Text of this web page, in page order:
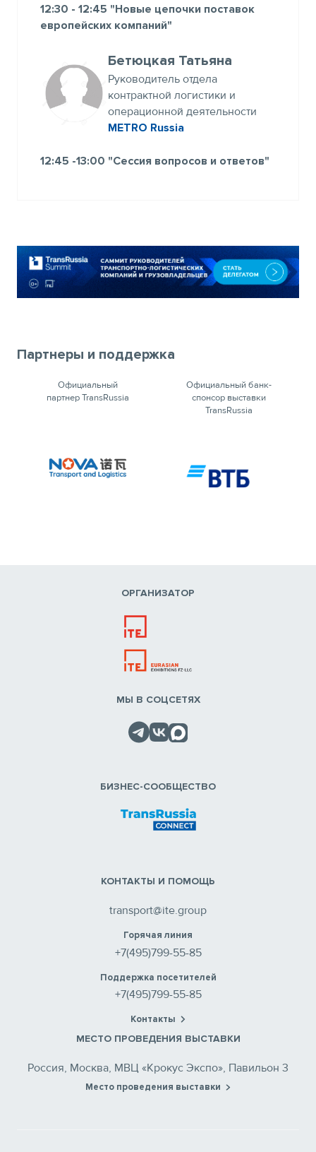
12:30 - 12:45 "Новые цепочки поставок
европейских компаний"
Бетюцкая Татьяна
Руководитель отдела
контрактной логистики и
операционной деятельности
METRO Russia
12:45 -13:00 "Сессия вопросов и ответов"
Партнеры и поддержка
Официальный
партнер TransRussia
Официальный банк-
спонсор выставки
TransRussia
ОРГАНИЗАТОР
МЫ В СОЦСЕТЯХ
БИЗНЕС-СООБЩЕСТВО
КОНТАКТЫ И ПОМОЩЬ
transport@ite.group
Горячая линия
+7(495)799-55-85
Поддержка посетителей
+7(495)799-55-85
Контакты
МЕСТО ПРОВЕДЕНИЯ ВЫСТАВКИ
Россия, Москва, МВЦ «Крокус Экспо», Павильон 3
Место проведения выставки